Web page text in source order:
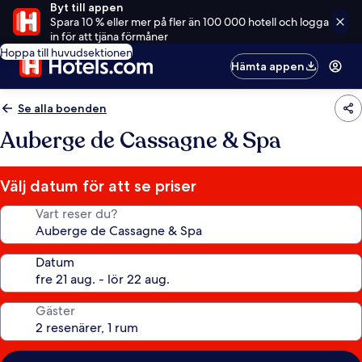
Byt till appen
Spara 10 % eller mer på fler än 100 000 hotell och logga
in för att tjäna förmåner
Hoppa till huvudsektionen
Hämta appen
Se alla boenden
Auberge de Cassagne & Spa
Välj datum för att se priser
Vart reser du?
Datum
Gäster